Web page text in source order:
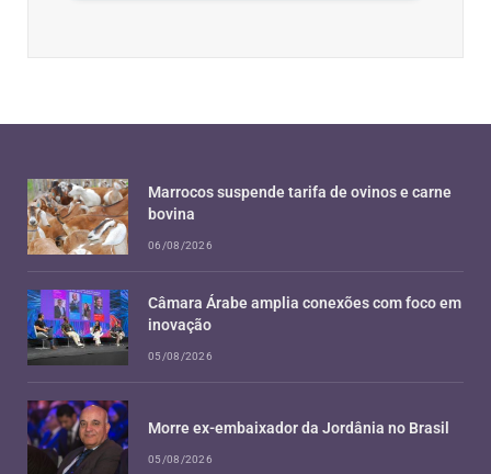
Marrocos suspende tarifa de ovinos e carne
bovina
06/08/2026
Câmara Árabe amplia conexões com foco em
inovação
05/08/2026
Morre ex-embaixador da Jordânia no Brasil
05/08/2026